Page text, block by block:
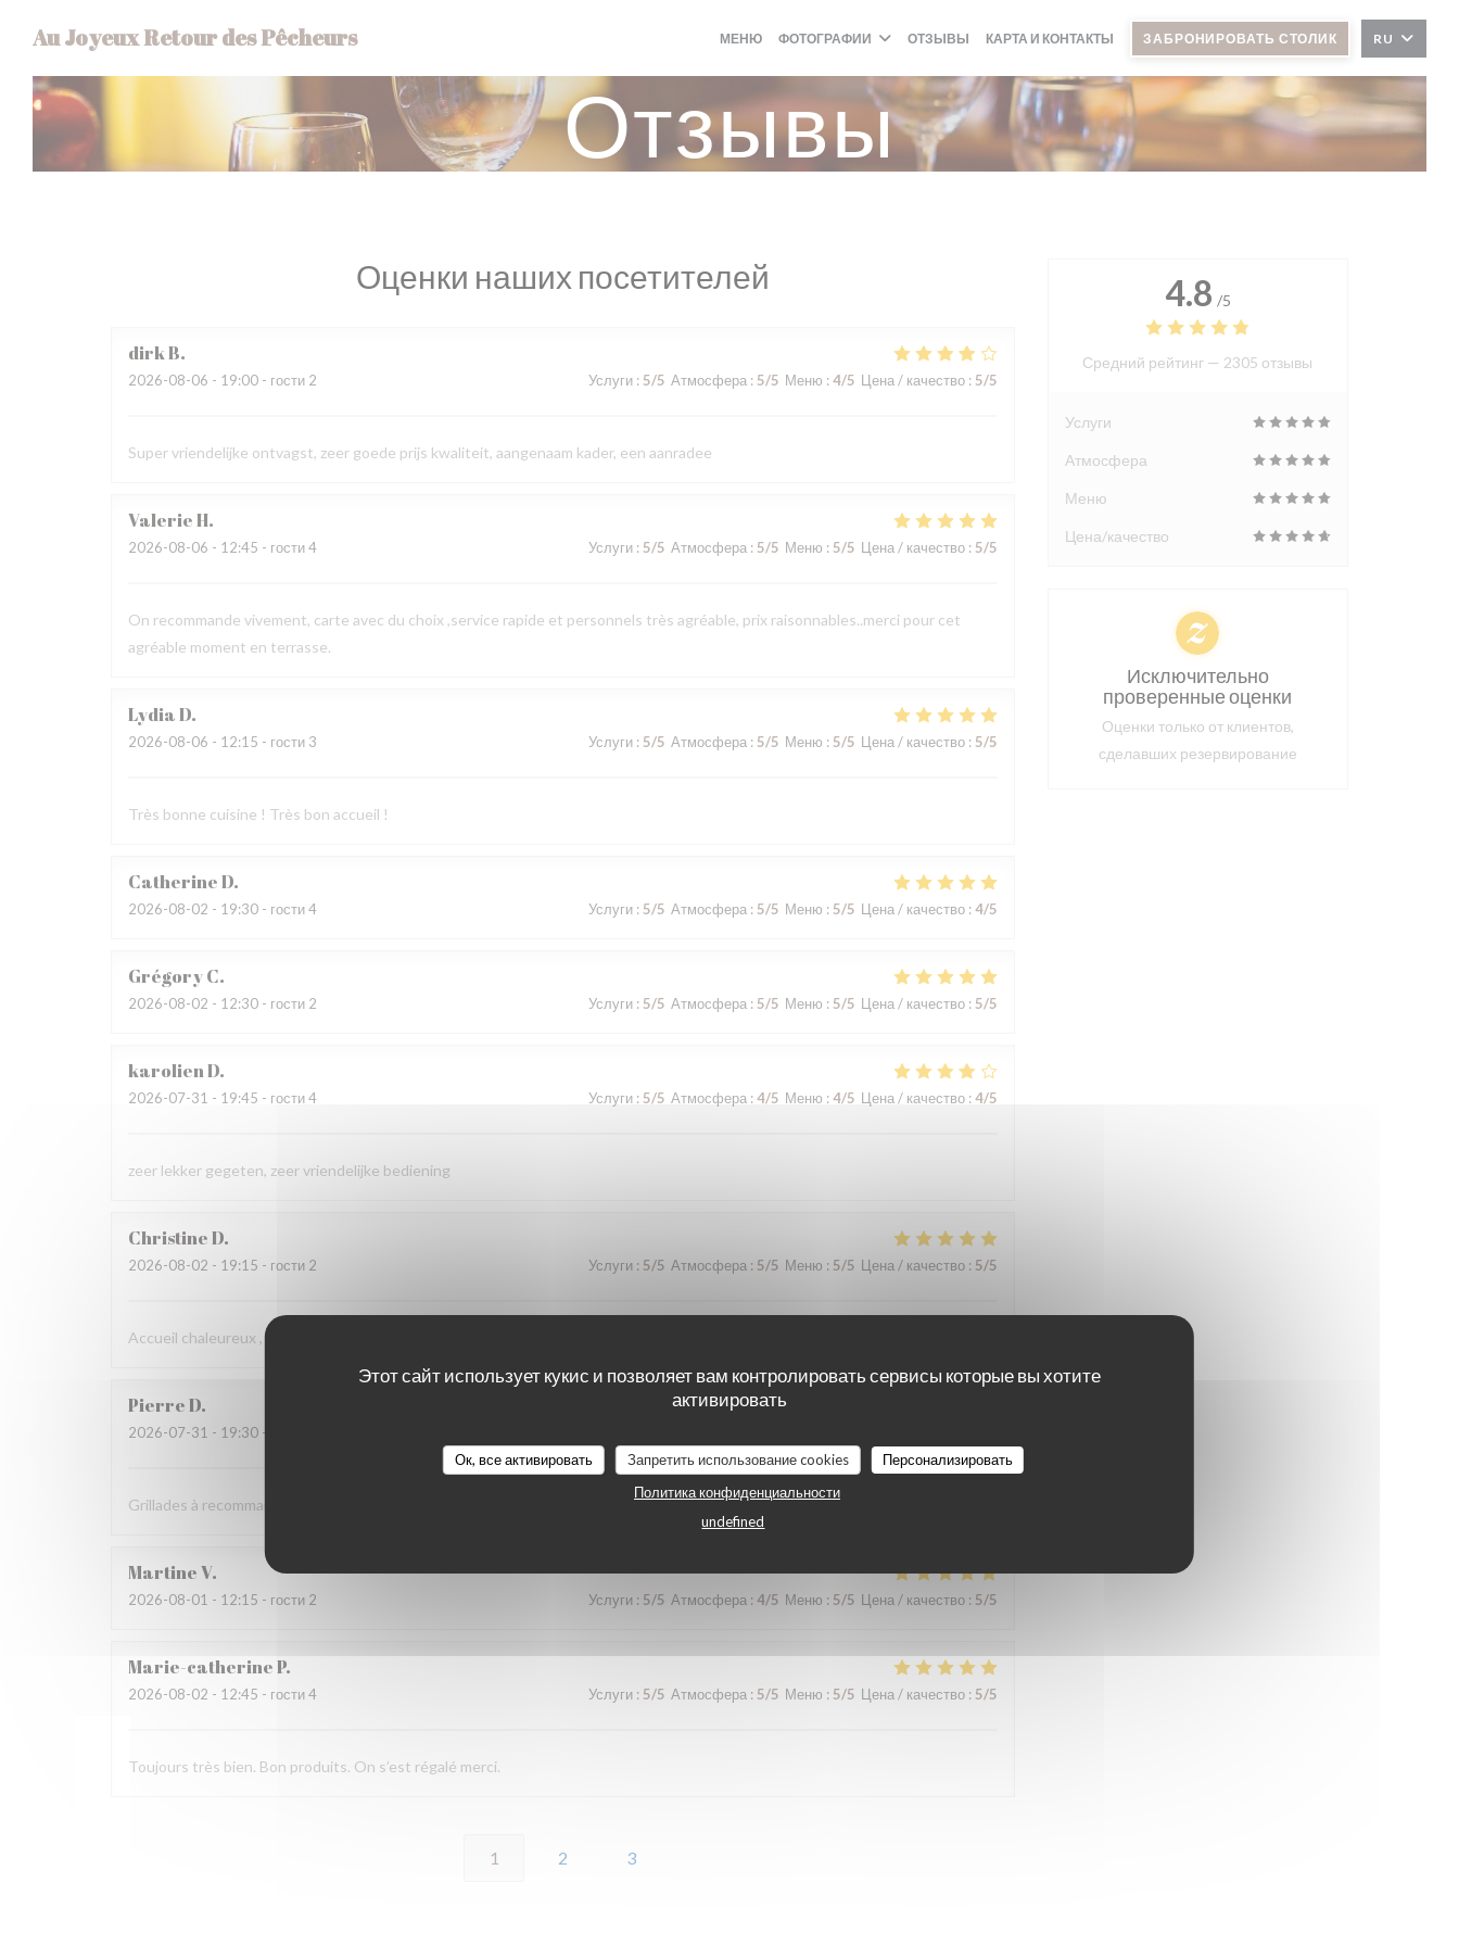
Этот сайт использует кукис и позволяет вам контролировать сервисы которые вы хотите
активировать
Ок, все активировать Запретить использование cookies
Персонализировать
Политика конфиденциальности
undefined
Au Joyeux Retour des Pêcheurs МЕНЮ ФОТОГРАФИИ ОТЗЫВЫ КАРТА И КОНТАКТЫ ЗАБРОНИРОВАТЬ СТОЛИК RU
Отзывы
Оценки наших посетителей
dirkB
2026-08-06 - 19:00 - гости 2 Услуги: 5/5 Атмосфера : 5/5 Меню : 4/5 Цена / качество: 5/5
Super vriendelijke ontvagst, zeer goede prijs kwaliteit, aangenaam kader, een aanradee
ValerieH
2026-08-06 - 12:45 - гости 4 Услуги: 5/5 Атмосфера : 5/5 Меню : 5/5 Цена / качество: 5/5
On recommande vivement, carte avec du choix ,service rapide et personnels très agréable, prix raisonnables..merci pour cet
agréable moment en terrasse.
LydiaD
2026-08-06 - 12:15 - гости 3 Услуги: 5/5 Атмосфера : 5/5 Меню : 5/5 Цена / качество: 5/5
Très bonne cuisine ! Très bon accueil !
CatherineD
2026-08-02 - 19:30 - гости 4 Услуги: 5/5 Атмосфера : 5/5 Меню : 5/5 Цена / качество: 4/5
GrégoryC
2026-08-02 - 12:30 - гости 2 Услуги: 5/5 Атмосфера : 5/5 Меню : 5/5 Цена / качество: 5/5
karolienD
2026-07-31 - 19:45 - гости 4 Услуги: 5/5 Атмосфера : 4/5 Меню : 4/5 Цена / качество: 4/5
zeer lekker gegeten, zeer vriendelijke bediening
ChristineD
2026-08-02 - 19:15 - гости 2 Услуги: 5/5 Атмосфера : 5/5 Меню : 5/5 Цена / качество: 5/5
Accueil chaleureux , professionnel
PierreD
2026-07-31 - 19:30 - гости 8
Grillades à recommander
MartineV
2026-08-01 - 12:15 - гости 2 Услуги : 5/5 Атмосфера : 4/5 Меню : 5/5 Цена / качество: 5/5
Marie-catherineP
2026-08-02 - 12:45 - гости 4 Услуги: 5/5 Атмосфера : 5/5 Меню : 5/5 Цена / качество: 5/5
Toujours très bien. Bon produits. On s’est régalé merci.
1 2 3
4.8 /5
Средний рейтинг — 2305 отзывы
Услуги
Атмосфера
Меню
Цена/качество
Исключительно
проверенные оценки
Оценки только от клиентов,
сделавших резервирование